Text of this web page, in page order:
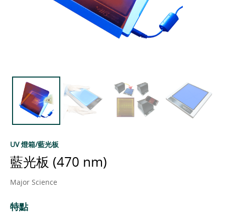
UV 燈箱/藍光板
藍光板 (470 nm)
Major Science
特點